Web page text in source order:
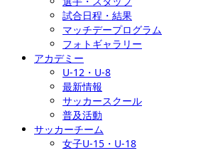
試合日程・結果
マッチデープログラム
フォトギャラリー
アカデミー
U-12・U-8
最新情報
サッカースクール
普及活動
サッカーチーム
女子U-15・U-18